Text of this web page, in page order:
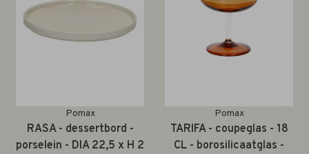
Pomax
RASA - dessertbord -
porselein - DIA 22,5 x H 2
Pomax
TARIFA - coupeglas - 18
CL - borosilicaatglas -